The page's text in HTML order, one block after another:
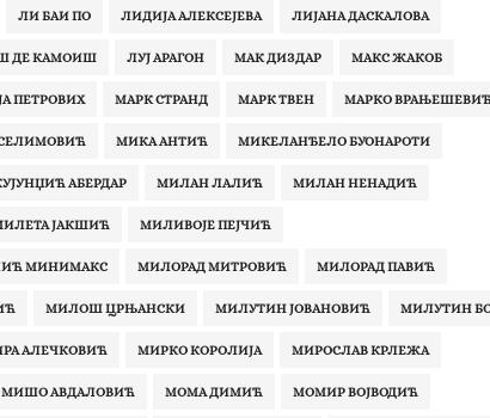
ЛИ БАИ ПО ЛИДИЈА АЛЕКСЕЈЕВА ЛИЈАНА ДАСКАЛОВА
ДЕ КАМОИШ ЛУЈ АРАГОН МАК ДИЗДАР МАКС ЖАКОБ
ПЕТРОВИХ МАРК СТРАНД МАРК ТВЕН МАРКО
МИКА АНТИЋ МИКЕЛАНЂЕЛО БУОНАРОТИ
АБЕРДАР МИЛАН ЛАЛИЋ МИЛАН НЕНАДИЋ
ЈАКШИЋ МИЛИВОЈЕ ПЕЈЧИЋ
МИНИМАКС МИЛОРАД МИТРОВИЋ МИЛОРАД ПАВИЋ
МИЛОШ ЦРЊАНСКИ МИЛУТИН ЈОВАНОВИЋ МИЛУТИН
АЛЕЧКОВИЋ МИРКО КОРОЛИЈА МИРОСЛАВ КРЛЕЖА
МИШО АВДАЛОВИЋ МОМА ДИМИЋ МОМИР ВОЈВОДИЋ